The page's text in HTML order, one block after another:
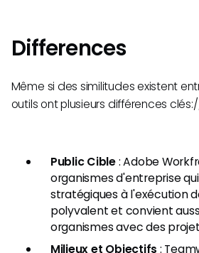
Differences
Même si des similitudes existent
outils ont plusieurs différences
Public Cible: Adobe
organismes d'entreprise
stratégiques à l'exécution
polyvalent et convient
organismes avec des
Milieux et Objectifs :